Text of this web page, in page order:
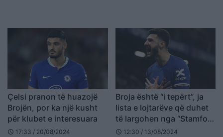
Çelsi pranon të huazojë
Brojën, por ka një kusht
për klubet e interesuara
schedule 17:33 / 20/08/2024
Broja është “i tepërt”, ja
lista e lojtarëve që duhet
të largohen nga “Stamford
Bridge” brenda 31 gushtit
schedule 12:30 / 13/08/2024